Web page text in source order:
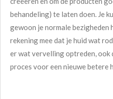
behandeling) te laten doen. Je
gewoon je normale
rekening mee dat je huid wat
er wat vervelling optreden, ook
proces voor een nieuwe betere